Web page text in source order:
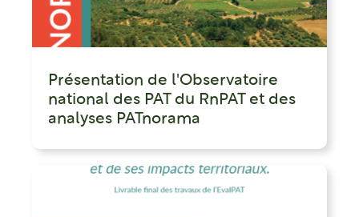
Présentation de l'Observatoire
national des PAT du RnPAT et des
analyses PATnorama